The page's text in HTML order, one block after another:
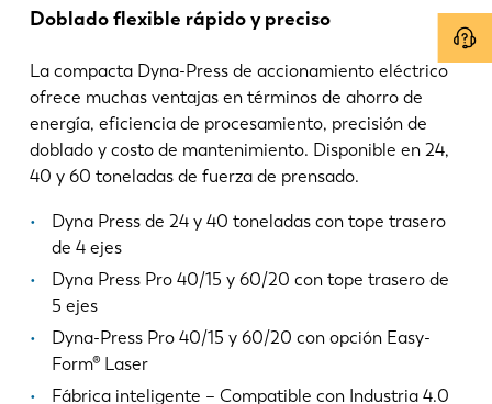
Doblado flexible rápido y preciso
La compacta Dyna-Press de accionamiento eléctrico
ofrece muchas ventajas en términos de ahorro de
energía, eficiencia de procesamiento, precisión de
doblado y costo de mantenimiento. Disponible en 24,
40 y 60 toneladas de fuerza de prensado.
Dyna Press de 24 y 40 toneladas con tope trasero
de 4 ejes
Dyna Press Pro 40/15 y 60/20 con tope trasero de
5 ejes
Dyna-Press Pro 40/15 y 60/20 con opción Easy-
Form® Laser
Fábrica inteligente – Compatible con Industria 4.0
CIZALLAS
SOFTWARE
SERVICIO DE ATENCIÓN AL CLIENTE
Sobre LVD
Noticias
Descubra LVD
Testimonios